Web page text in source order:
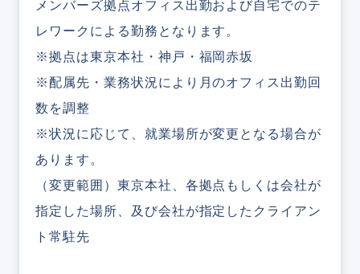
メンバーズ拠点オフィス出勤および自宅でのテ
レワークによる勤務となります。
※拠点は東京本社・神戸・福岡赤坂
※配属先・業務状況により月のオフィス出勤回
数を調整
※状況に応じて、就業場所が変更となる場合が
あります。
（変更範囲）東京本社、各拠点もしくは会社が
指定した場所、及び会社が指定したクライアン
ト常駐先